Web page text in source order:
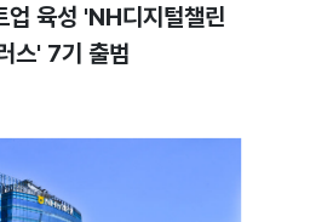
업 육성 'NH디지털챌린
스' 7기 출범